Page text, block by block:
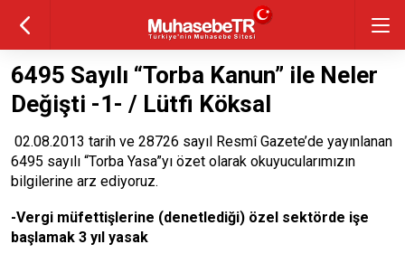
6495 Sayılı “Torba Kanun” ile Neler
Değişti -1- / Lütfi Köksal
02.08.2013 tarih ve 28726 sayıl Resmî Gazete’de yayınlanan
6495 sayılı “Torba Yasa”yı özet olarak okuyucularımızın
bilgilerine arz ediyoruz.
-Vergi müfettişlerine (denetlediği) özel sektörde işe
başlamak 3 yıl yasak